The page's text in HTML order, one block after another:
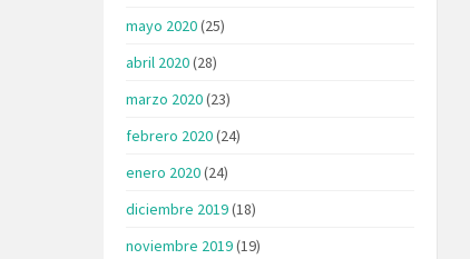
mayo 2020(25)
abril 2020(28)
marzo 2020(23)
febrero 2020(24)
enero 2020(24)
diciembre 2019(18)
noviembre 2019(19)